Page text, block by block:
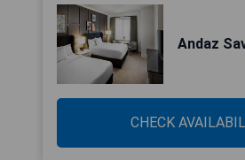
Andaz
CHECK